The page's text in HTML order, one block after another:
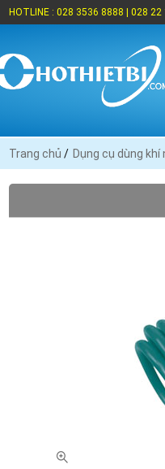
HOTLINE : 028 3536 8888 | 028 22
Trang chủ / Dụng cụ dùng khí
Hàn Quốc (4)